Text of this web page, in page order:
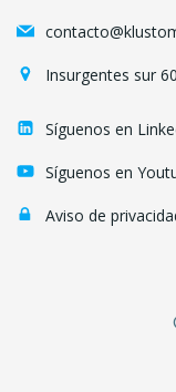
Síguenos en
Síguenos en
Aviso de
Insurgentes sur